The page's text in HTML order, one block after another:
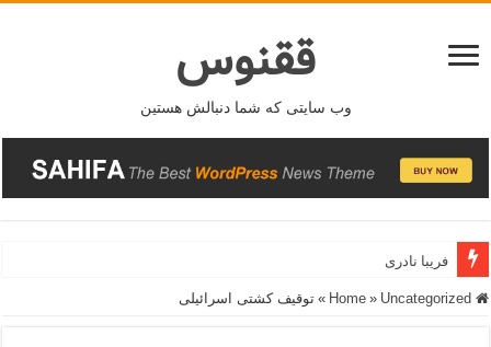
ققنوس
وب سایتی که شما دنبالش هستین
فریبا نادری
» Uncategorized
» توقیف کشتی اسرائیلی